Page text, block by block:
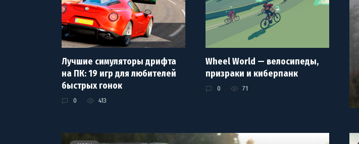
Лучшие симуляторы дрифта
на ПК: 19 игр для любителей
быстрых гонок
0 413
Wheel World — велосипеды,
призраки и киберпанк
0 71